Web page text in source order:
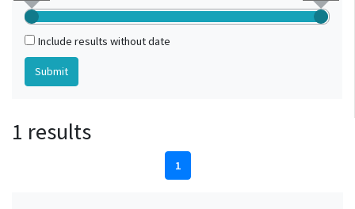
Include results without date
1 results
1